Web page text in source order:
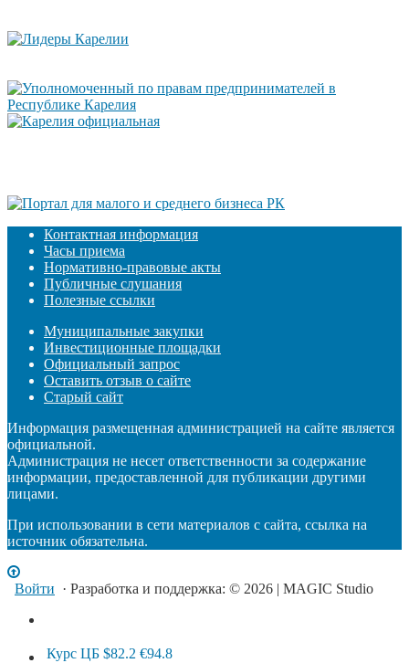
Контактная информация
Часы приема
Нормативно-правовые акты
Публичные слушания
Полезные ссылки
Муниципальные закупки
Инвестиционные площадки
Официальный запрос
Оставить отзыв о сайте
Старый сайт
Информация размещенная администрацией на сайте является
официальной.
Администрация не несет ответственности за содержание
информации, предоставленной для публикации другими
лицами.
При использовании в сети материалов с сайта, ссылка на
источник обязательна.
Войти · Разработка и поддержка: © 2026 | MAGIC Studio
Курс ЦБ $82.2 €94.8